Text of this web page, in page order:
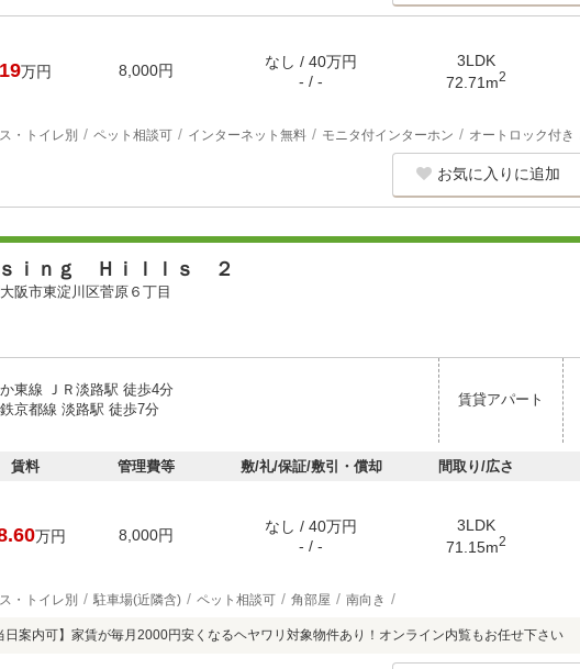
19万円 8,000円
なし / 40万円
- / -
3LDK
72.71m2
・トイレ別 ペット相談可 インターネット無料 モニタ付インターホン オートロック付き
お気に入りに追加
ｓｉｎｇ Ｈｉｌｌｓ ２
阪市東淀川区菅原６丁目
東線 ＪＲ淡路駅 徒歩4分
京都線 淡路駅 徒歩7分
賃貸アパート
賃料 管理費等 敷/礼/保証/敷引・償却 間取り/広さ
万円 8,000円
なし / 40万円
- / -
3LDK
71.15m2
・トイレ別 駐車場(近隣含) ペット相談可 角部屋 南向き
日案内可】家賃が毎月2000円安くなるヘヤワリ対象物件あり！オンライン内覧もお任せ下さい